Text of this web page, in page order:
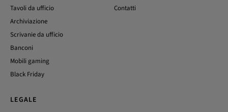
Tavoli da ufficio
Archiviazione
Scrivanie da ufficio
Banconi
Mobili gaming
Black Friday
Contatti
LEGALE